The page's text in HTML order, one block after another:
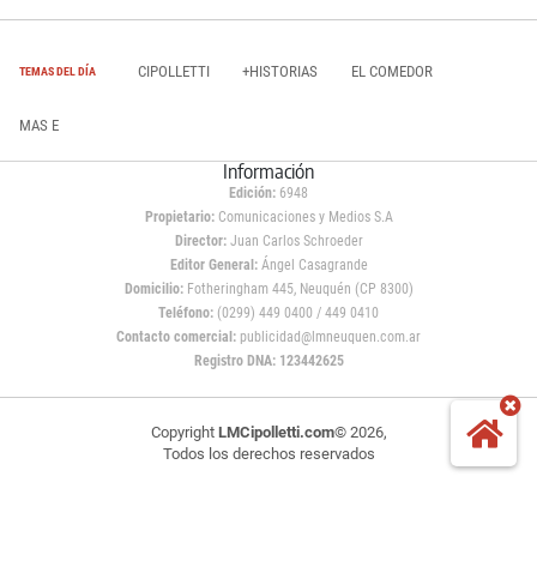
TEMAS DEL DÍA CIPOLLETTI +HISTORIAS EL COMEDOR
MAS E
Información
Edición: 6948
Propietario:Comunicaciones y Medios S.A
Director: Juan Carlos Schroeder
Editor General:Ángel Casagrande
Domicilio:Fotheringham 445, Neuquén (CP 8300)
Teléfono: (0299) 449 0400 / 449 0410
Contacto comercial: publicidad@lmneuquen.com.ar
Registro DNA: 123442625
Copyright LMCipolletti.com© 2026,
Todos los derechos reservados